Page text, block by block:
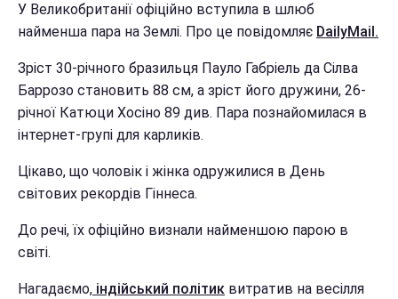
У Великобританії офіційно вступила в шлюб
найменша пара на Землі. Про це повідомляє DailyMail.
Зріст 30-річного бразильця Пауло Габріель да Сілва
Баррозо становить 88 см, а зріст його дружини, 26-
річної Катюци Хосіно 89 див. Пара познайомилася в
інтернет-групі для карликів.
Цікаво, що чоловік і жінка одружилися в День
світових рекордів Гіннеса.
До речі, їх офіційно визнали найменшою парою в
світі.
Нагадаємо, індійський політик витратив на весілля